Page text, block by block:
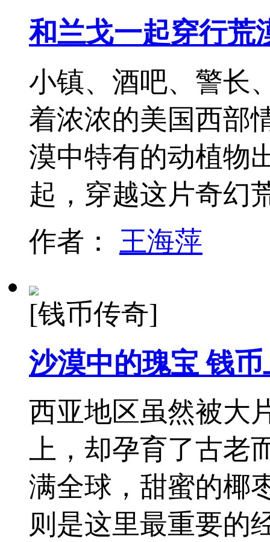
和兰戈一起穿行荒
小镇、酒吧、警长
着浓浓的美国西部
漠中特有的动植物
起，穿越这片奇幻
作者： 王海萍
[钱币传奇]
沙漠中的瑰宝 钱
西亚地区虽然被大
上，却孕育了古老
满全球，甜蜜的椰
则是这里最重要